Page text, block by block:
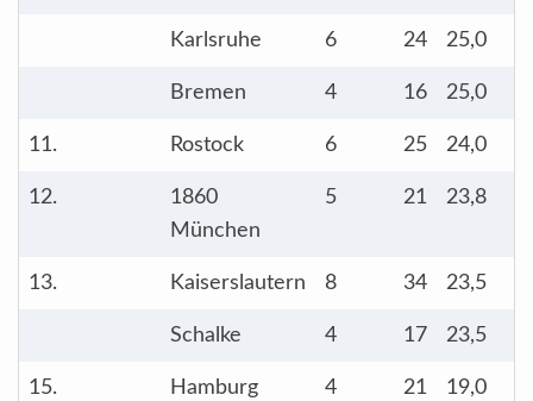
Karlsruhe 6 24 25,0
Bremen 4 16 25,0
11. Rostock 6 25 24,0
12.
1860
München
5 21 23,8
13. Kaiserslautern 8 34 23,5
Schalke 4 17 23,5
15. Hamburg 4 21 19,0